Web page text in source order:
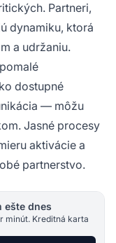
Partneri,
dynamiku, ktorá
a udržaniu.
dostupné
— môžu
Jasné procesy
aktivácie a
partnerstvo.
ešte dnes
minút. Kreditná karta